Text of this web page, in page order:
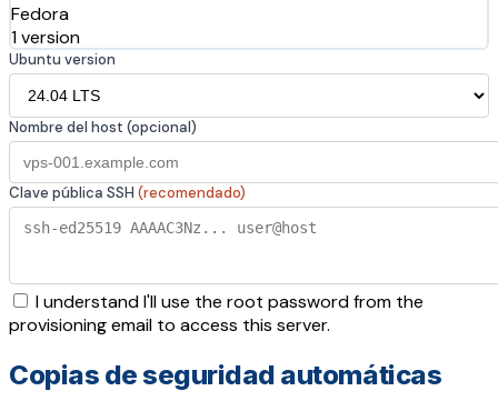
Fedora
1 version
Ubuntu version
Nombre del host (opcional)
Clave pública SSH (recomendado)
I understand I'll use the root password from the
provisioning email to access this server.
Copias de seguridad automáticas